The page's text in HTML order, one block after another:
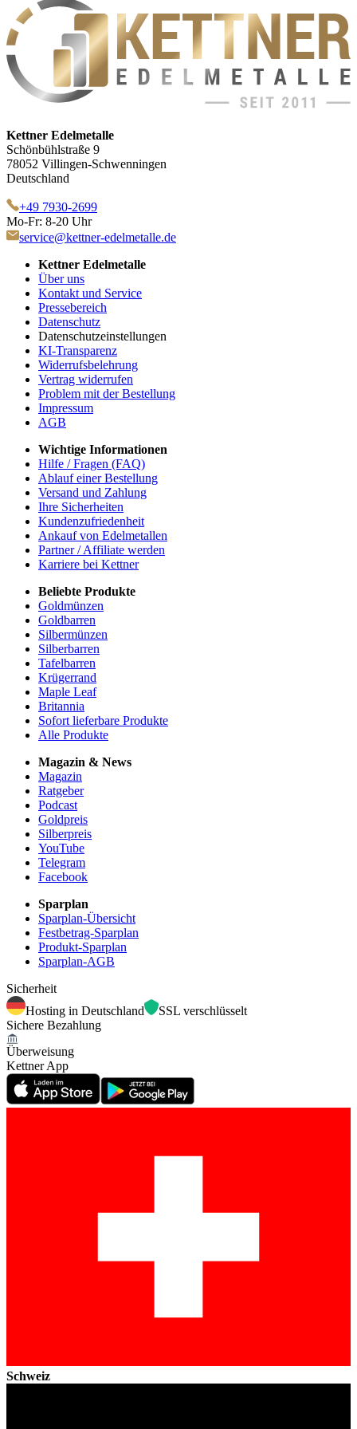
Kettner Edelmetalle
Schönbühlstraße 9
78052 Villingen-Schwenningen
Deutschland
+49 7930-2699
Mo-Fr: 8-20 Uhr
service@kettner-edelmetalle.de
Kettner Edelmetalle
Über uns
Kontakt und Service
Pressebereich
Datenschutz
Datenschutzeinstellungen
KI-Transparenz
Widerrufsbelehrung
Vertrag widerrufen
Problem mit der Bestellung
Impressum
AGB
Wichtige Informationen
Hilfe / Fragen (FAQ)
Ablauf einer Bestellung
Versand und Zahlung
Ihre Sicherheiten
Kundenzufriedenheit
Ankauf von Edelmetallen
Partner / Affiliate werden
Karriere bei Kettner
Beliebte Produkte
Goldmünzen
Goldbarren
Silbermünzen
Silberbarren
Tafelbarren
Krügerrand
Maple Leaf
Britannia
Sofort lieferbare Produkte
Alle Produkte
Magazin & News
Magazin
Ratgeber
Podcast
Goldpreis
Silberpreis
YouTube
Telegram
Facebook
Sparplan
Sparplan-Übersicht
Festbetrag-Sparplan
Produkt-Sparplan
Sparplan-AGB
Sicherheit
Hosting in Deutschland
SSL verschlüsselt
Sichere Bezahlung
Überweisung
Kettner App
Schweiz